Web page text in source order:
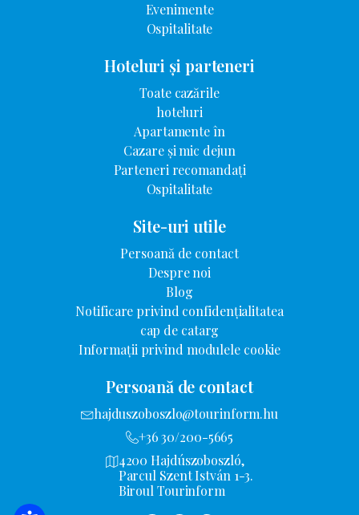
Evenimente
Ospitalitate
Hoteluri și parteneri
Toate cazările
hoteluri
Apartamente în
Cazare și mic dejun
Parteneri recomandați
Ospitalitate
Site-uri utile
Persoană de contact
Despre noi
Blog
Notificare privind confidențialitatea
cap de catarg
Informații privind modulele cookie
Persoană de contact
hajduszoboszlo@tourinform.hu
+36 30/200-5665
4200 Hajdúszoboszló,
Parcul Szent István 1-3.
Biroul Tourinform